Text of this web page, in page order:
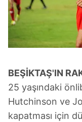
BEŞİKTAŞ'IN
25 yaşındaki
Hutchinson ve
kapatması için